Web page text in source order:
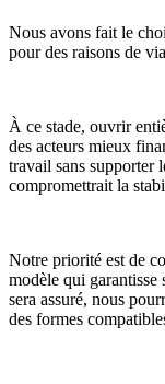
Nous avons fait le
pour des raisons de
À ce stade, ouvrir
des acteurs mieux
travail sans supporter
compromettrait la
Notre priorité est de
modèle qui garantisse
sera assuré, nous
des formes